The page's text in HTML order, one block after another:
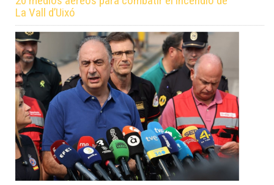
La Vall d’Uixó